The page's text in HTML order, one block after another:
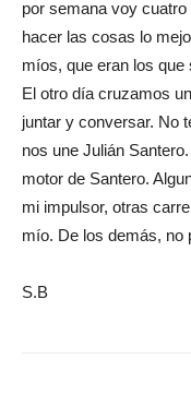
por semana voy
hacer las cosas lo
míos, que eran los
El otro día cruzamos
juntar y conversar. No
nos une Julián
motor de Santero.
mi impulsor, otras
mío. De los demás, no
S.B